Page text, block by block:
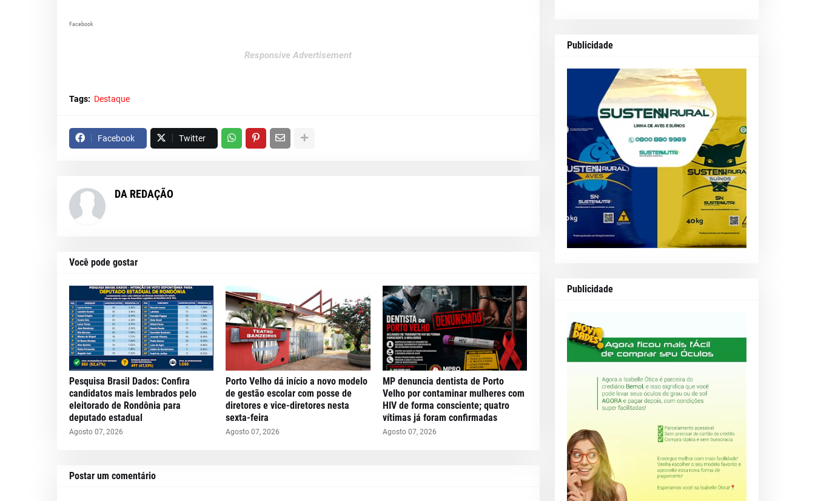
Facebook
Responsive Advertisement
Tags: Destaque
Facebook Twitter
DA REDAÇÃO
Você pode gostar
Pesquisa Brasil Dados: Confira
candidatos mais lembrados pelo
eleitorado de Rondônia para
deputado estadual
Agosto 07, 2026
Porto Velho dá início a novo modelo
de gestão escolar com posse de
diretores e vice-diretores nesta
sexta-feira
Agosto 07, 2026
MP denuncia dentista de Porto
Velho por contaminar mulheres com
HIV de forma consciente; quatro
vítimas já foram confirmadas
Agosto 07, 2026
Postar um comentário
Publicidade
Publicidade